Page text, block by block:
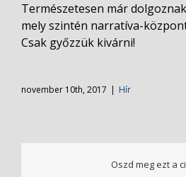
Természetesen már
mely szintén narratíva-
Csak győzzük kivárni!
november 10th, 2017 | Hír
Oszd meg ezt a